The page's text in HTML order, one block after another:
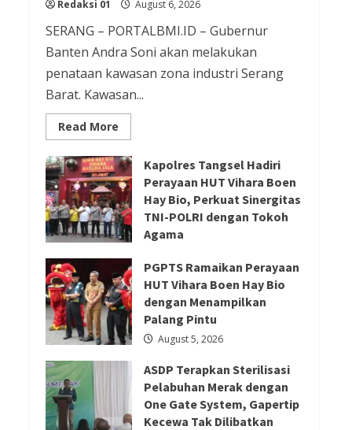
Redaksi 01 August 5, 2026
Berita Ekonomi dan Bisnis
Berita Nasional
Berita Trending
ASDP Terapkan Sterilisasi
Pelabuhan Merak dengan One
Gate System, Gapertip Kecewa
Tak Dilibatkan
Redaksi 01 August 5, 2026
Berita Agama
Berita Nasional
Berita Sosial dan Budaya
Berita Trending
Sejarah Berdirinya Vihara Tertua
di Tangerang selatan
Redaksi 01
Redaksi 01 August 6, 2026
SERANG – PORTALBMI.ID – Gubernur
Banten Andra Soni akan melakukan
penataan kawasan zona industri Serang
Barat. Kawasan...
Read More
more
Gubernur
Banten
Andra
Soni
Tata
Kawasan
Zona
Industri
Serang
Barat
Kapolres Tangsel Hadiri
Perayaan HUT Vihara Boen
Hay Bio, Perkuat Sinergitas
TNI-POLRI dengan Tokoh
Agama
PGPTS Ramaikan Perayaan
HUT Vihara Boen Hay Bio
dengan Menampilkan
Palang Pintu
August 5, 2026
ASDP Terapkan Sterilisasi
Pelabuhan Merak dengan
One Gate System, Gapertip
Kecewa Tak Dilibatkan